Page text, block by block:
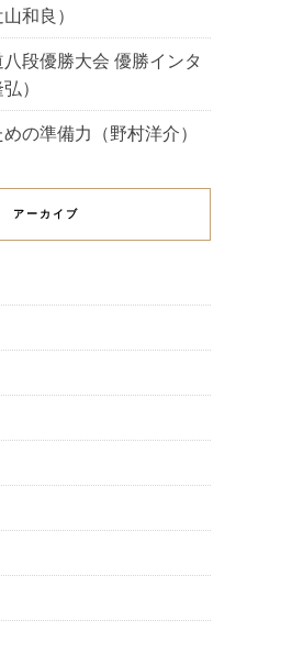
和良）
段優勝大会 優勝インタ
）
の準備力（野村洋介）
アーカイブ